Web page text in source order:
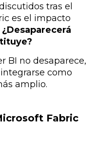
tras el
es el impacto
¿Desaparecerá
BI no desaparece,
como
amplio.
Fabric